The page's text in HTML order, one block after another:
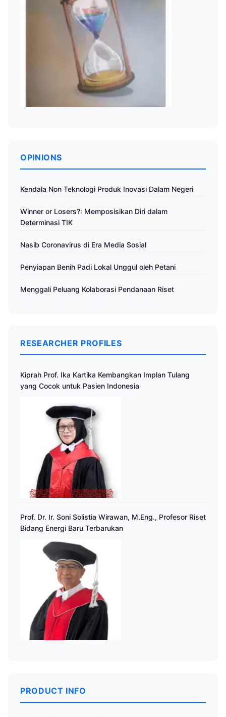
OPINIONS
Kendala Non Teknologi Produk Inovasi Dalam Negeri
Winner or Losers?: Memposisikan Diri dalam
Determinasi TIK
Nasib Coronavirus di Era Media Sosial
Penyiapan Benih Padi Lokal Unggul oleh Petani
Menggali Peluang Kolaborasi Pendanaan Riset
RESEARCHER PROFILES
Kiprah Prof. Ika Kartika Kembangkan Implan Tulang
yang Cocok untuk Pasien Indonesia
Prof. Dr. Ir. Soni Solistia Wirawan, M.Eng., Profesor Riset
Bidang Energi Baru Terbarukan
PRODUCT INFO